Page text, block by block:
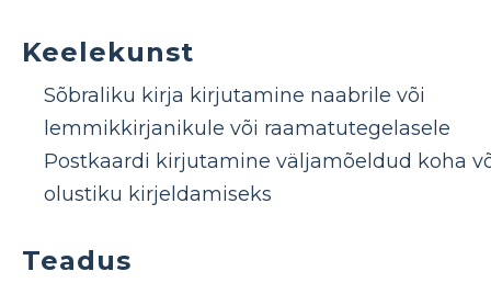
Keelekunst
Sõbraliku kirja kirjutamine naabrile või
lemmikkirjanikule või raamatutegelasele
Postkaardi kirjutamine väljamõeldud koha
olustiku kirjeldamiseks
Teadus